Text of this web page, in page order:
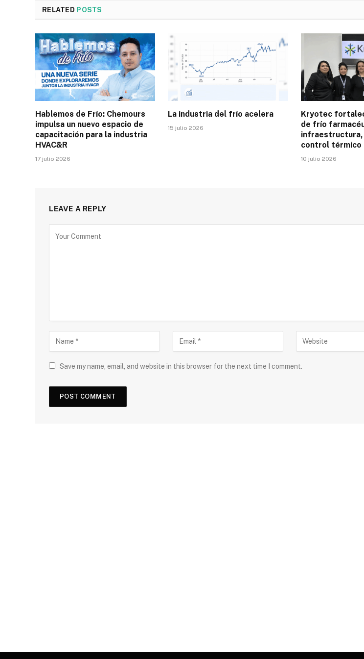
RELATED POSTS
Hablemos de Frío: Chemours
impulsa un nuevo espacio de
capacitación para la industria
HVAC&R
17 julio 2026
La industria del frío acelera
15 julio 2026
Kryotec
de frío
infraestructura,
control térmico
10 julio 2026
LEAVE A REPLY
Save my name, email, and website in this browser for the next time I comment.